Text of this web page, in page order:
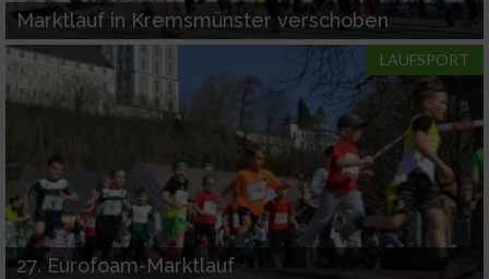
Marktlauf in Kremsmünster verschoben
LAUFSPORT
27. Eurofoam-Marktlauf